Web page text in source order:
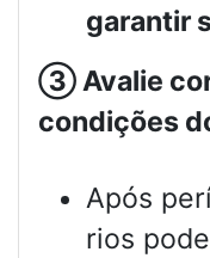
garantir
③Avalie
condições
Após
rios